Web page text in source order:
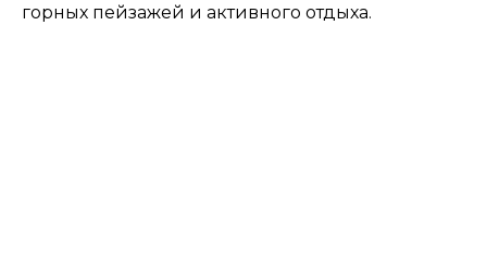
горных пейзажей и активного отдыха.